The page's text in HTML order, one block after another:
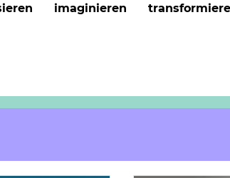
imaginieren